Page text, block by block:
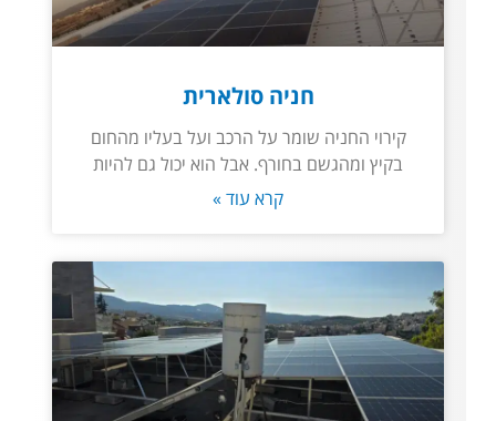
חניה סולארית
קירוי החניה שומר על הרכב ועל בעליו מהחום
בקיץ ומהגשם בחורף. אבל הוא יכול גם להיות
קרא עוד »